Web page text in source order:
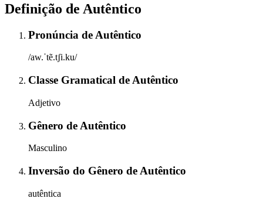
Definição de Autêntico
Pronúncia de Autêntico
/aw.ˈtẽ.tʃi.ku/
Classe Gramatical de Autêntico
Adjetivo
Gênero de Autêntico
Masculino
Inversão do Gênero de Autêntico
autêntica